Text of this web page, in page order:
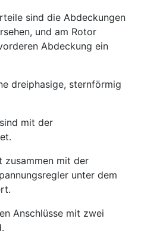
sind die Abdeckungen
und am Rotor
Abdeckung ein
dreiphasige, sternförmig
mit der
zusammen mit der
unter dem
Anschlüsse mit zwei